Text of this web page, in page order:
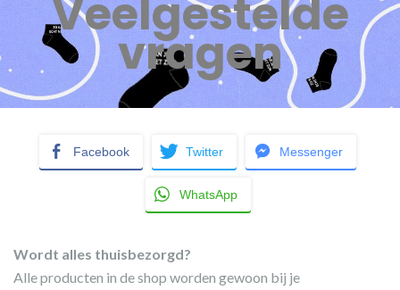
Veelgestelde
vragen
Facebook Twitter Messenger
WhatsApp
Wordt alles thuisbezorgd?
Alle producten in de shop worden gewoon bij je